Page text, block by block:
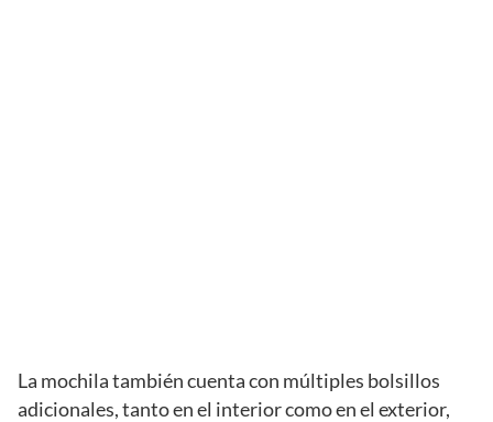
La mochila también cuenta con múltiples bolsillos
adicionales, tanto en el interior como en el exterior,